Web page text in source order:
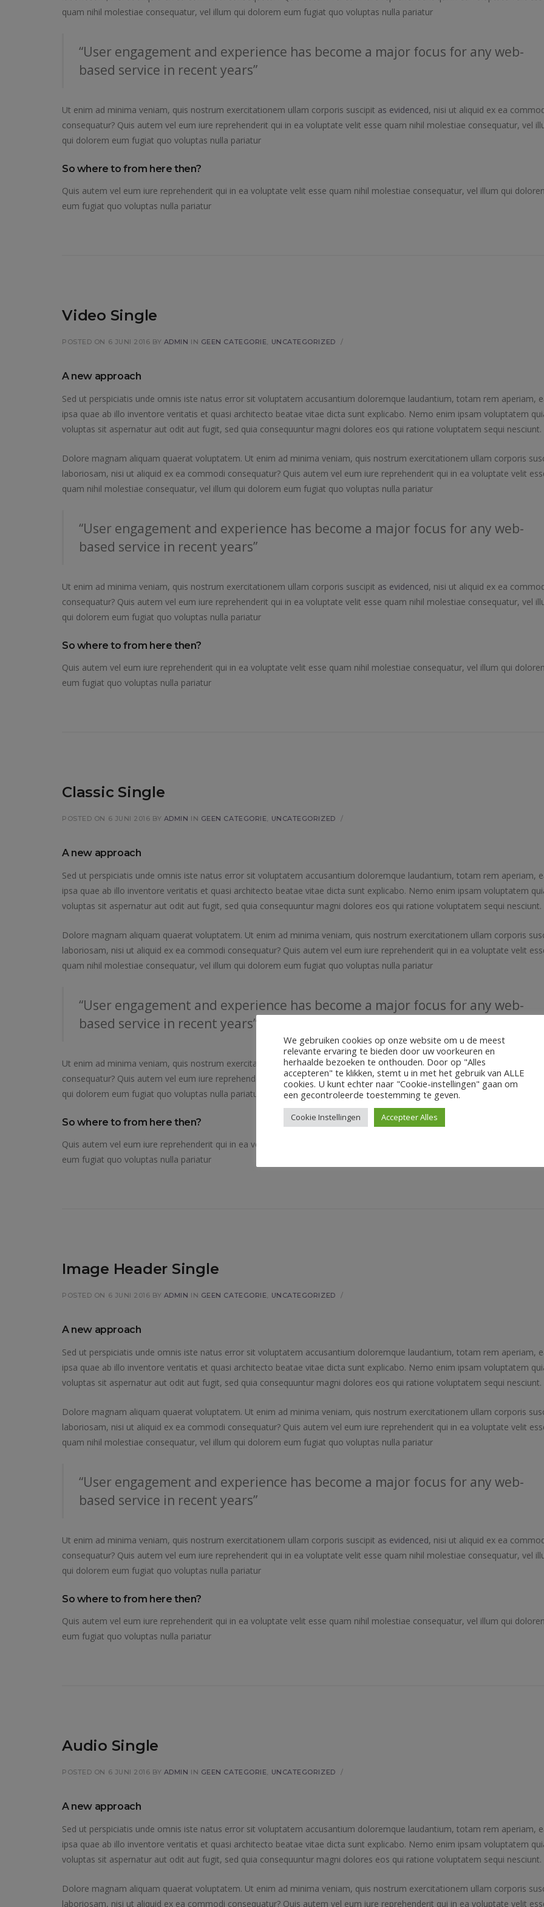
quam nihil molestiae consequatur, vel illum qui dolorem eum fugiat quo voluptas nulla pariatur
“User engagement and experience has become a major focus for any web-
based service in recent years”
Ut enim ad minima veniam, quis nostrum exercitationem ullam corporis suscipit as evidenced, nisi ut aliquid ex ea
consequatur? Quis autem vel eum iure reprehenderit qui in ea voluptate velit esse quam nihil molestiae consequatur, vel
qui dolorem eum fugiat quo voluptas nulla pariatur
So where to from here then?
Quis autem vel eum iure reprehenderit qui in ea voluptate velit esse quam nihil molestiae consequatur, vel illum qui
eum fugiat quo voluptas nulla pariatur
Video Single
POSTED ON 6 JUNI 2016 BY ADMIN IN GEEN CATEGORIE, UNCATEGORIZED /
A new approach
Sed ut perspiciatis unde omnis iste natus error sit voluptatem accusantium doloremque laudantium, totam rem aperiam,
ipsa quae ab illo inventore veritatis et quasi architecto beatae vitae dicta sunt explicabo. Nemo enim ipsam voluptatem
voluptas sit aspernatur aut odit aut fugit, sed quia consequuntur magni dolores eos qui ratione voluptatem sequi nesciunt.
Dolore magnam aliquam quaerat voluptatem. Ut enim ad minima veniam, quis nostrum exercitationem ullam corporis
laboriosam, nisi ut aliquid ex ea commodi consequatur? Quis autem vel eum iure reprehenderit qui in ea voluptate velit
quam nihil molestiae consequatur, vel illum qui dolorem eum fugiat quo voluptas nulla pariatur
“User engagement and experience has become a major focus for any web-
based service in recent years”
Ut enim ad minima veniam, quis nostrum exercitationem ullam corporis suscipit as evidenced, nisi ut aliquid ex ea
consequatur? Quis autem vel eum iure reprehenderit qui in ea voluptate velit esse quam nihil molestiae consequatur, vel
qui dolorem eum fugiat quo voluptas nulla pariatur
So where to from here then?
Quis autem vel eum iure reprehenderit qui in ea voluptate velit esse quam nihil molestiae consequatur, vel illum qui
eum fugiat quo voluptas nulla pariatur
Classic Single
POSTED ON 6 JUNI 2016 BY ADMIN IN GEEN CATEGORIE, UNCATEGORIZED /
A new approach
Sed ut perspiciatis unde omnis iste natus error sit voluptatem accusantium doloremque laudantium, totam rem aperiam,
ipsa quae ab illo inventore veritatis et quasi architecto beatae vitae dicta sunt explicabo. Nemo enim ipsam voluptatem
voluptas sit aspernatur aut odit aut fugit, sed quia consequuntur magni dolores eos qui ratione voluptatem sequi nesciunt.
Dolore magnam aliquam quaerat voluptatem. Ut enim ad minima veniam, quis nostrum exercitationem ullam corporis
laboriosam, nisi ut aliquid ex ea commodi consequatur? Quis autem vel eum iure reprehenderit qui in ea voluptate velit
quam nihil molestiae consequatur, vel illum qui dolorem eum fugiat quo voluptas nulla pariatur
“User engagement and experience has become a major focus for any web-
based service in recent years”
Ut enim ad minima veniam, quis nostrum exercitationem ullam corporis suscipit as evidenced, nisi ut aliquid ex ea commodi
consequatur? Quis autem vel eum iure reprehenderit qui in ea voluptate velit esse quam nihil molestiae consequatur, vel
qui dolorem eum fugiat quo voluptas nulla pariatur
So where to from here then?
Quis autem vel eum iure reprehenderit qui in ea voluptate velit esse quam nihil molestiae consequatur, vel illum qui dolorem
eum fugiat quo voluptas nulla pariatur
Image Header Single
POSTED ON 6 JUNI 2016 BY ADMIN IN GEEN CATEGORIE, UNCATEGORIZED /
A new approach
Sed ut perspiciatis unde omnis iste natus error sit voluptatem accusantium doloremque laudantium, totam rem aperiam,
ipsa quae ab illo inventore veritatis et quasi architecto beatae vitae dicta sunt explicabo. Nemo enim ipsam voluptatem
voluptas sit aspernatur aut odit aut fugit, sed quia consequuntur magni dolores eos qui ratione voluptatem sequi nesciunt.
Dolore magnam aliquam quaerat voluptatem. Ut enim ad minima veniam, quis nostrum exercitationem ullam corporis
laboriosam, nisi ut aliquid ex ea commodi consequatur? Quis autem vel eum iure reprehenderit qui in ea voluptate velit
quam nihil molestiae consequatur, vel illum qui dolorem eum fugiat quo voluptas nulla pariatur
“User engagement and experience has become a major focus for any web-
based service in recent years”
Ut enim ad minima veniam, quis nostrum exercitationem ullam corporis suscipit as evidenced, nisi ut aliquid ex ea
consequatur? Quis autem vel eum iure reprehenderit qui in ea voluptate velit esse quam nihil molestiae consequatur, vel
qui dolorem eum fugiat quo voluptas nulla pariatur
So where to from here then?
Quis autem vel eum iure reprehenderit qui in ea voluptate velit esse quam nihil molestiae consequatur, vel illum qui
eum fugiat quo voluptas nulla pariatur
Audio Single
POSTED ON 6 JUNI 2016 BY ADMIN IN GEEN CATEGORIE, UNCATEGORIZED /
A new approach
Sed ut perspiciatis unde omnis iste natus error sit voluptatem accusantium doloremque laudantium, totam rem aperiam,
ipsa quae ab illo inventore veritatis et quasi architecto beatae vitae dicta sunt explicabo. Nemo enim ipsam voluptatem
voluptas sit aspernatur aut odit aut fugit, sed quia consequuntur magni dolores eos qui ratione voluptatem sequi nesciunt.
Dolore magnam aliquam quaerat voluptatem. Ut enim ad minima veniam, quis nostrum exercitationem ullam corporis
laboriosam, nisi ut aliquid ex ea commodi consequatur? Quis autem vel eum iure reprehenderit qui in ea voluptate velit
We gebruiken cookies op onze website om u de meest
relevante ervaring te bieden door uw voorkeuren en
herhaalde bezoeken te onthouden. Door op "Alles
accepteren" te klikken, stemt u in met het gebruik van ALLE
cookies. U kunt echter naar "Cookie-instellingen" gaan om
een gecontroleerde toestemming te geven.
Cookie Instellingen Accepteer Alles